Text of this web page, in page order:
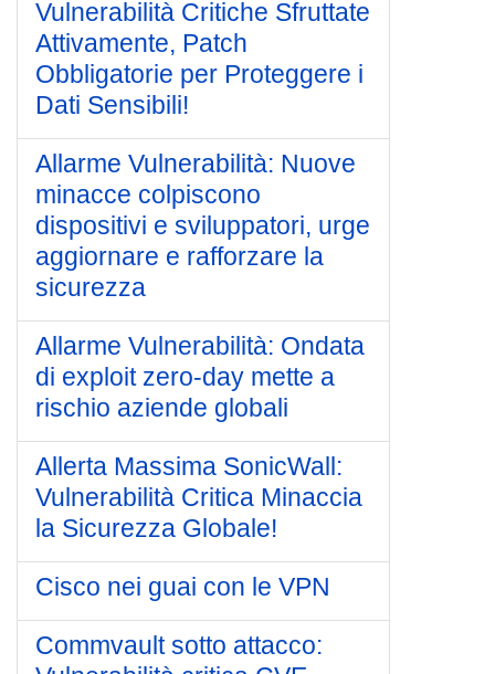
Vulnerabilità Critiche Sfruttate
Attivamente, Patch
Obbligatorie per Proteggere i
Dati Sensibili!
Allarme Vulnerabilità: Nuove
minacce colpiscono
dispositivi e sviluppatori, urge
aggiornare e rafforzare la
sicurezza
Allarme Vulnerabilità: Ondata
di exploit zero-day mette a
rischio aziende globali
Allerta Massima SonicWall:
Vulnerabilità Critica Minaccia
la Sicurezza Globale!
Cisco nei guai con le VPN
Commvault sotto attacco: